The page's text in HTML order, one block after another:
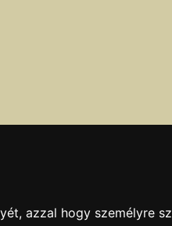
azzal hogy személyre